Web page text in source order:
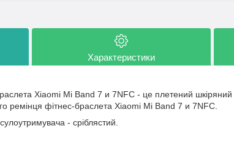
Характеристики
Xiaomi Mi Band 7 и 7NFC - це плетений
ремінця фітнес-браслета Xiaomi Mi Band 7 и 7NFC.
- сріблястий.